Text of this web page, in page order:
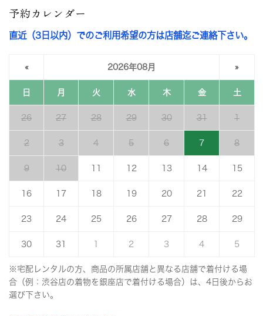
予約カレンダー
直近（3日以内）でのご利用希望の方は店舗迄ご連絡下さい。
« 2026年08月 »
日 月 火 水 木 金 土
26 27 28 29 30 31 1
2 3 4 5 6 7 8
9 10 12 13 14 15
16 17 18 19 20 21 22
23 24 25 26 27 28 29
30 31 2 3 4 5
※宅配レンタルの方、商品の所属店舗と異なる店舗で着付ける場
合（例：渋谷店の着物を銀座店で着付ける場合）は、4日後からお
選び下さい。